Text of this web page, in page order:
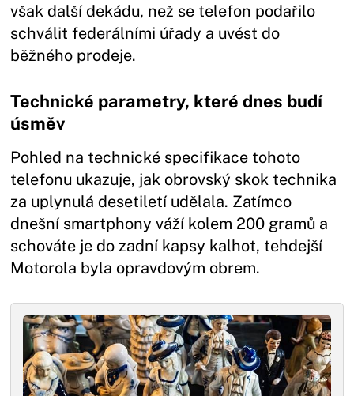
však další dekádu, než se telefon podařilo
schválit federálními úřady a uvést do
běžného prodeje.
Technické parametry, které dnes budí
úsměv
Pohled na technické specifikace tohoto
telefonu ukazuje, jak obrovský skok technika
za uplynulá desetiletí udělala. Zatímco
dnešní smartphony váží kolem 200 gramů a
schováte je do zadní kapsy kalhot, tehdejší
Motorola byla opravdovým obrem.